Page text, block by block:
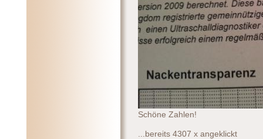
Schöne Zahlen!
...bereits 4307 x angeklickt